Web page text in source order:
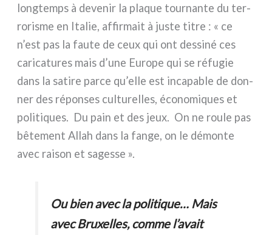
long­temps à deve­nir la pla­que tour­nan­te du ter­
ro­ri­sme en Italie, affir­mait à juste titre : « ce
n’est pas la fau­te de ceux qui ont des­si­né ces
cari­ca­tu­res mais d’une Europe qui se réfu­gie
dans la sati­re par­ce qu’elle est inca­pa­ble de don­
ner des répon­ses cul­tu­rel­les, éco­no­mi­ques et
poli­ti­ques. Du pain et des jeux. On ne rou­le pas
bête­ment Allah dans la fan­ge, on le démon­te
avec rai­son et sages­se ».
Ou bien avec la poli­ti­que… Mais
avec Bruxelles, com­me l’avait